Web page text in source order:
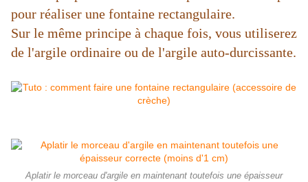
pour réaliser une fontaine rectangulaire.
Sur le même principe à chaque fois, vous utiliserez
de l'argile ordinaire ou de l'argile auto-durcissante.
Aplatir le morceau d'argile en maintenant toutefois une épaisseur